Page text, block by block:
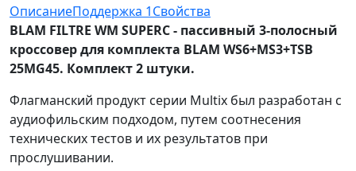
ОписаниеПоддержка 1Свойства
BLAM FILTRE WM SUPERC - пассивный 3-полосный
кроссовер для комплекта BLAM WS6+MS3+TSB
25MG45. Комплект 2 штуки.
Флагманский продукт серии Multix был разработан с
аудиофильским подходом, путем соотнесения
технических тестов и их результатов при
прослушивании.